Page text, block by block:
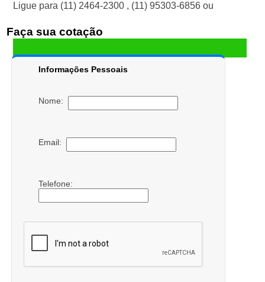
Ligue para (11) 2464-2300 , (11) 95303-6856 ou
Faça sua cotação
Informações Pessoais
Nome:
Email:
Telefone: